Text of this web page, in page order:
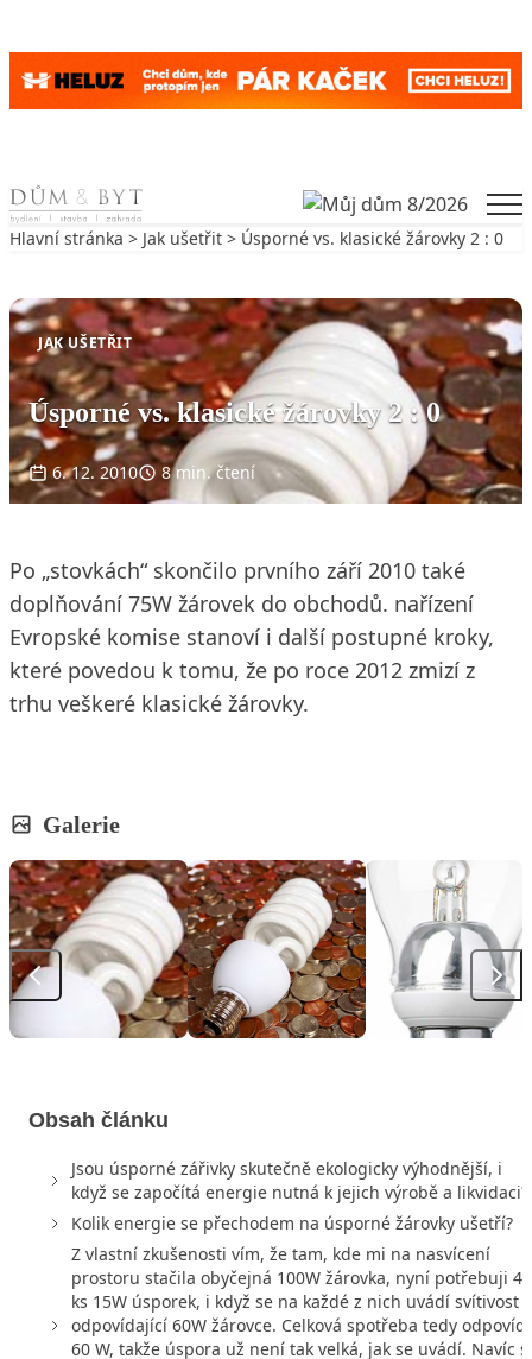
Skip to content
Hlavní stránka > Jak ušetřit > Úsporné vs. klasické žárovky 2 : 0
JAK UŠETŘIT
Úsporné vs. klasické žárovky 2 : 0
6. 12. 2010 8 min. čtení
Po „stovkách“ skončilo prvního září 2010 také
doplňování 75W žárovek do obchodů. nařízení
Evropské komise stanoví i další postupné kroky,
které povedou k tomu, že po roce 2012 zmizí z
trhu veškeré klasické žárovky.
Galerie
Obsah článku
Jsou úsporné zářivky skutečně ekologicky výhodnější, i
když se započítá energie nutná k jejich výrobě a likvidaci?
Kolik energie se přechodem na úsporné žárovky ušetří?
Z vlastní zkušenosti vím, že tam, kde mi na nasvícení
prostoru stačila obyčejná 100W žárovka, nyní potřebuji 4
ks 15W úsporek, i když se na každé z nich uvádí svítivost
odpovídající 60W žárovce. Celková spotřeba tedy
60 W, takže úspora už není tak velká, jak se uvádí. Navíc